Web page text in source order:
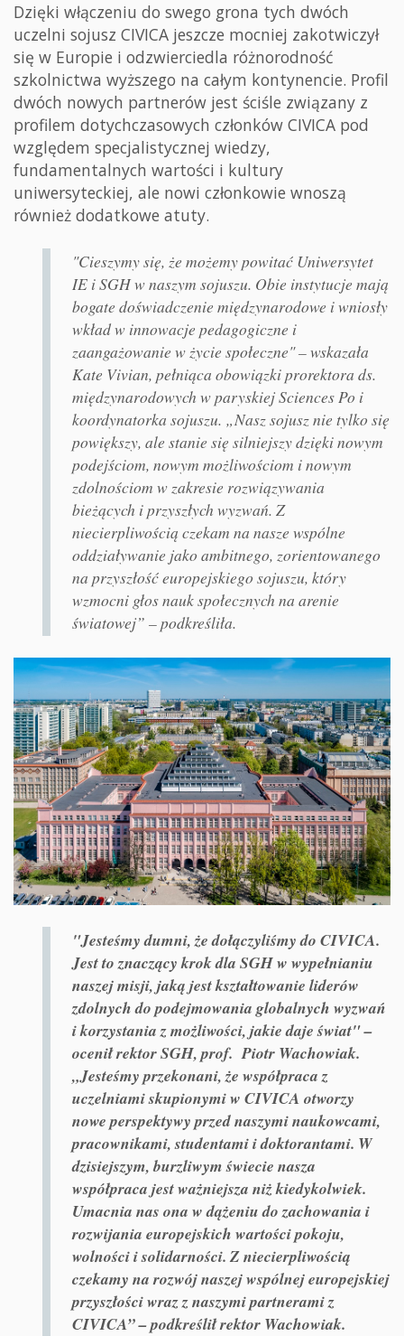
Dzięki włączeniu do swego grona tych dwóch
uczelni sojusz CIVICA jeszcze mocniej zakotwiczył
się w Europie i odzwierciedla różnorodność
szkolnictwa wyższego na całym kontynencie. Profil
dwóch nowych partnerów jest ściśle związany z
profilem dotychczasowych członków CIVICA pod
względem specjalistycznej wiedzy,
fundamentalnych wartości i kultury
uniwersyteckiej, ale nowi członkowie wnoszą
również dodatkowe atuty.
"Cieszymy się, że możemy powitać Uniwersytet
IE i SGH w naszym sojuszu. Obie instytucje mają
bogate doświadczenie międzynarodowe i wniosły
wkład w innowacje pedagogiczne i
zaangażowanie w życie społeczne" – wskazała
Kate Vivian, pełniąca obowiązki prorektora ds.
międzynarodowych w paryskiej Sciences Po i
koordynatorka sojuszu. „Nasz sojusz nie tylko się
powiększy, ale stanie się silniejszy dzięki nowym
podejściom, nowym możliwościom i nowym
zdolnościom w zakresie rozwiązywania
bieżących i przyszłych wyzwań. Z
niecierpliwością czekam na nasze wspólne
oddziaływanie jako ambitnego, zorientowanego
na przyszłość europejskiego sojuszu, który
wzmocni głos nauk społecznych na arenie
światowej” – podkreśliła.
"Jesteśmy dumni, że dołączyliśmy do CIVICA.
Jest to znaczący krok dla SGH w wypełnianiu
naszej misji, jaką jest kształtowanie liderów
zdolnych do podejmowania globalnych wyzwań
i korzystania z możliwości, jakie daje świat" –
ocenił rektor SGH, prof. Piotr Wachowiak.
„Jesteśmy przekonani, że współpraca z
uczelniami skupionymi w CIVICA otworzy
nowe perspektywy przed naszymi naukowcami,
pracownikami, studentami i doktorantami. W
dzisiejszym, burzliwym świecie nasza
współpraca jest ważniejsza niż kiedykolwiek.
Umacnia nas ona w dążeniu do zachowania i
rozwijania europejskich wartości pokoju,
wolności i solidarności. Z niecierpliwością
czekamy na rozwój naszej wspólnej europejskiej
przyszłości wraz z naszymi partnerami z
CIVICA” – podkreślił rektor Wachowiak.